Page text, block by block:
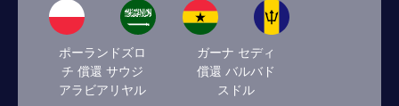
ポーランドズロ
チ 償還 サウジ
アラビアリヤル
ガーナ セディ
償還 バルバド
スドル